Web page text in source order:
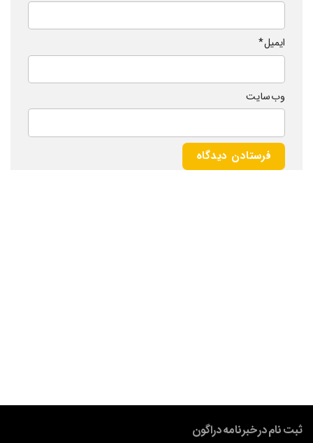
ایمیل*
وب‌ سایت
ثبت نام در خبرنامه دراگون